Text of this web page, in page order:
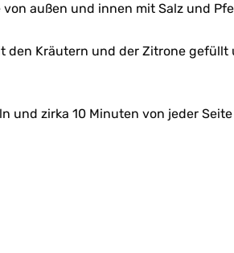
außen und innen mit Salz und
den Kräutern und der Zitrone
und zirka 10 Minuten von jeder